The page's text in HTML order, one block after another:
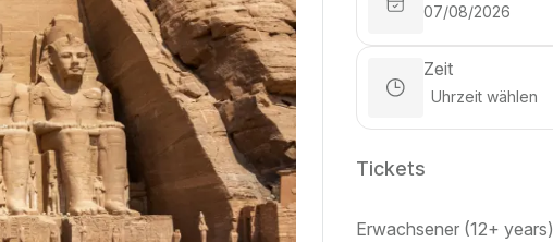
Zeit
Tickets
Erwachsener (12+ years)